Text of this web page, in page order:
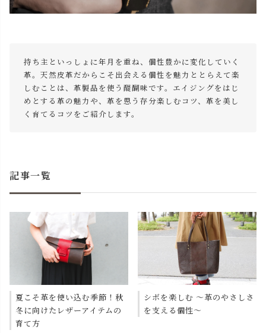
持ち主といっしょに年月を重ね、個性豊かに変化していく
革。天然皮革だからこそ出会える個性を魅力ととらえて楽
しむことは、革製品を使う醍醐味です。エイジングをはじ
めとする革の魅力や、革を思う存分楽しむコツ、革を美し
く育てるコツをご紹介します。
記事一覧
夏こそ革を使い込む季節！秋
冬に向けたレザーアイテムの
育て方
シボを楽しむ 〜革のやさしさ
を支える個性〜